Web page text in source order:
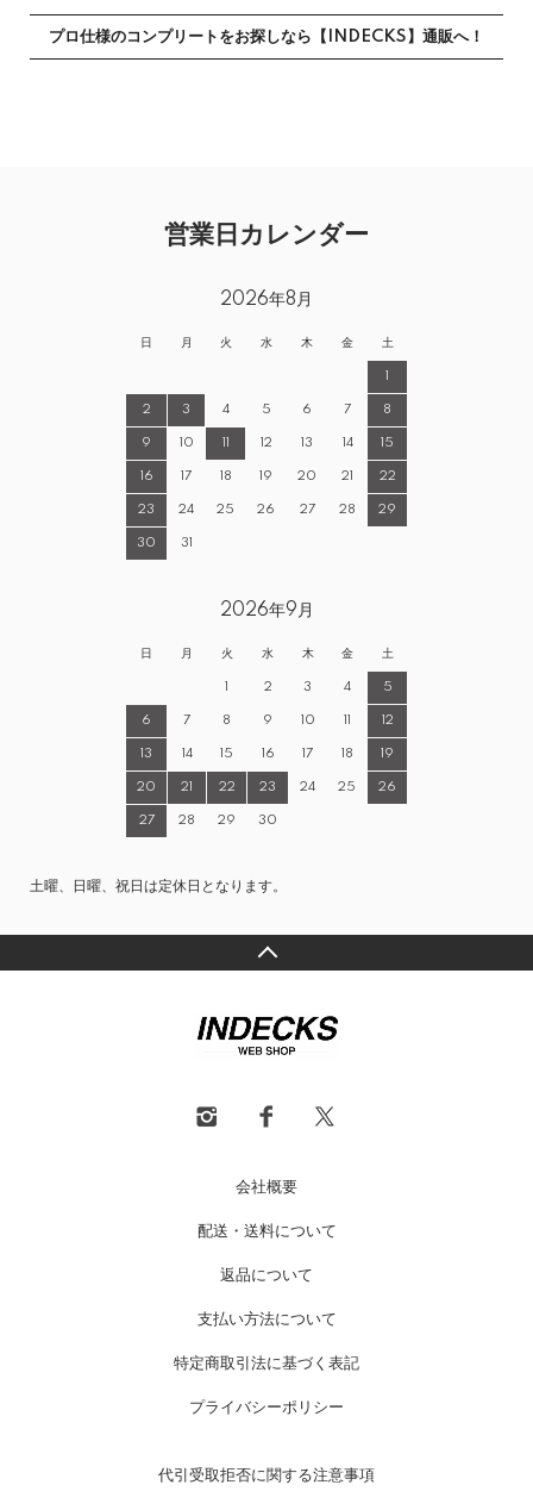
プロ仕様のコンプリートをお探しなら【INDECKS】通販へ！
営業日カレンダー
2026年8月
日 月 火 水 木 金 土
1
2 3 4 5 6 7 8
9 10 11 12 13 14 15
16 17 18 19 20 21 22
23 24 25 26 27 28 29
30 31
2026年9月
日 月 火 水 木 金 土
1 2 3 4 5
6 7 8 9 10 11 12
13 14 15 16 17 18 19
20 21 22 23 24 25 26
27 28 29 30
土曜、日曜、祝日は定休日となります。
会社概要
配送・送料について
返品について
支払い方法について
特定商取引法に基づく表記
プライバシーポリシー
代引受取拒否に関する注意事項